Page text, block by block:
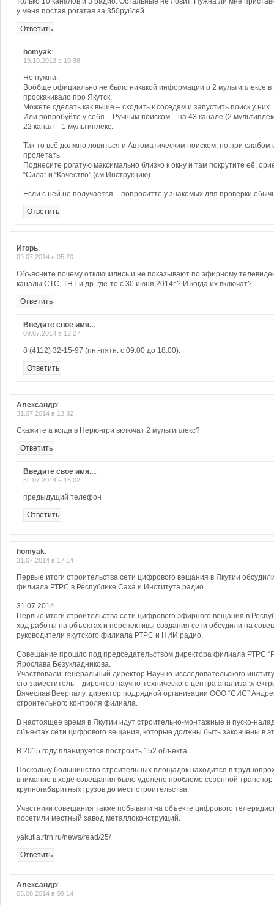
у меня постая рогатая за 350рублей.
Ответить
homyak:
19.10.2013 в 10:38
Не нужна.
Вообще официально не было никакой информации о 2 мультиплексе в
проскакивало про Якутск.
Можете сделать как выше – сходить к соседям и запустить поиск у них.
Или попробуйте у себя – Ручным поиском – на 43 канале (2
22 канал – 1 мультиплекс.
Так-то всё должно ловиться и Автоматическим поиском, но при слабом
пролетать.
Поднесите рогатую максимально близко к окну и там покрутите её,
“Сила” и “Качество” (см.Инструкцию).
Если с ней не получается – попроситте у знакомых для проверки
Ответить
Игорь:
09.07.2014 в 05:20
Объясните почему отключились и не показывают по эфирному
каналы СТС, ТНТ и др. где-то с 30 июня 2014г.? И когда их включат?
Ответить
Введите свое имя...:
09.07.2014 в 12:27
8 (4112) 32-15-97 (пн.-пятн. с 09.00 до 18.00).
Ответить
Александр:
31.07.2014 в 13:32
Скажите а когда в Нерюнгри включат 2 мультиплекс?
Ответить
Введите свое имя...:
31.07.2014 в 16:02
предыдущий телефон
Ответить
homyak:
31.07.2014 в 17:14
Первые итоги строительства сети цифрового вещания в Якутии
филиала РТРС в Республике Саха и Института радио
31.07.2014
Первые итоги строительства сети цифрового эфирного вещания в
ход работы на объектах и перспективы создания сети обсудили на
руководители якутского филиала РТРС и НИИ радио.
Совещание прошло под председательством директора филиала РТРС
Ярослава Безукладникова.
Участвовали: генеральный директор Научно-исследовательского
его заместитель – директор научно-технического центра анализа
Вячеслав Веерпалу, директор подрядной организации ООО “СИС”
строительного контроля филиала.
В настоящее время в Якутии идут строительно-монтажные и пуско-
объектах сети цифрового вещания, которые должны быть закончены в
В 2015 году планируется построить 152 объекта.
Поскольку большинство строительных площадок находится в
внимание в ходе совещания было уделено проблеме сезонной
крупногабаритных грузов до мест строительства.
Участники совещания также побывали на объекте цифрового
посетили местный завод металлоконструкций.
yakutia.rtrn.ru/news/read/25/
Ответить
Александр:
03.08.2014 в 09:14